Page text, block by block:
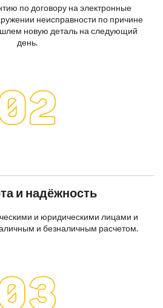
по договору на электронные
неисправности по причине
новую деталь на следующий
день.
и надёжность
и юридическими лицами и
и безналичным расчетом.